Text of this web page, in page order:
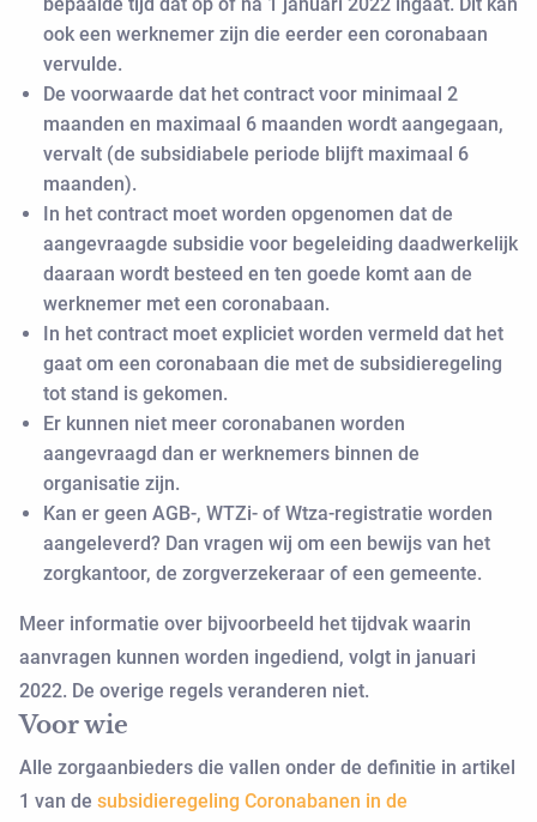
ook een werknemer zijn die eerder een coronabaan
vervulde.
De voorwaarde dat het contract voor minimaal 2
maanden en maximaal 6 maanden wordt aangegaan,
vervalt (de subsidiabele periode blijft maximaal 6
maanden).
In het contract moet worden opgenomen dat de
aangevraagde subsidie voor begeleiding daadwerkelijk
daaraan wordt besteed en ten goede komt aan de
werknemer met een coronabaan.
In het contract moet expliciet worden vermeld dat het
gaat om een coronabaan die met de subsidieregeling
tot stand is gekomen.
Er kunnen niet meer coronabanen worden
aangevraagd dan er werknemers binnen de
organisatie zijn.
Kan er geen AGB-, WTZi- of Wtza-registratie worden
aangeleverd? Dan vragen wij om een bewijs van het
zorgkantoor, de zorgverzekeraar of een gemeente.
Meer informatie over bijvoorbeeld het tijdvak waarin
aanvragen kunnen worden ingediend, volgt in januari
2022. De overige regels veranderen niet.
Voor wie
Alle zorgaanbieders die vallen onder de definitie in artikel
1 van de subsidieregeling Coronabanen in de